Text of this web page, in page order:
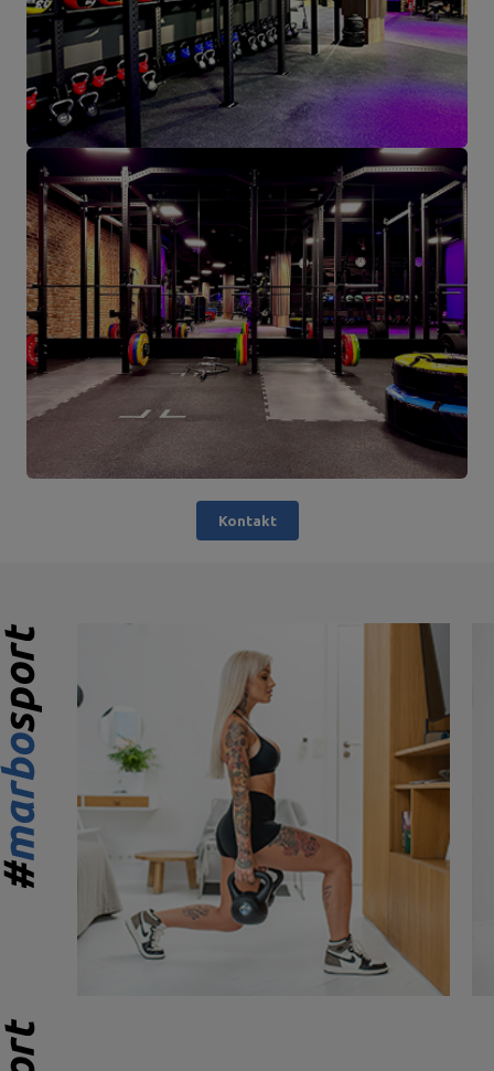
Kontakt